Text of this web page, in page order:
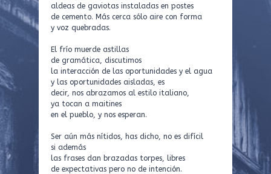
aldeas de gaviotas instaladas en postes
de cemento. Más cerca sólo aire con forma
y voz quebradas.
El frío muerde astillas
de gramática, discutimos
la interacción de las oportunidades y el agua
y las oportunidades aisladas, es
decir, nos abrazamos al estilo italiano,
ya tocan a maitines
en el pueblo, y nos esperan.
Ser aún más nítidos, has dicho, no es difícil
si además
las frases dan brazadas torpes, libres
de expectativas pero no de intención.